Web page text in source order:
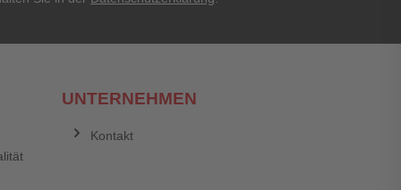
UNTERNEHMEN
Kontakt